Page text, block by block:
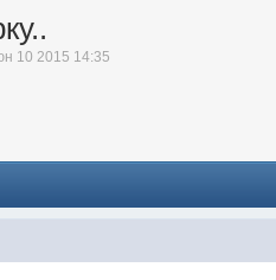
10 2015 14:35